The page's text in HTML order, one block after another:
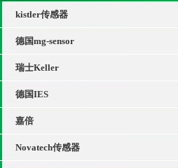
kistler传感器
德国mg-sensor
瑞士Keller
德国IES
嘉倍
Novatech传感器